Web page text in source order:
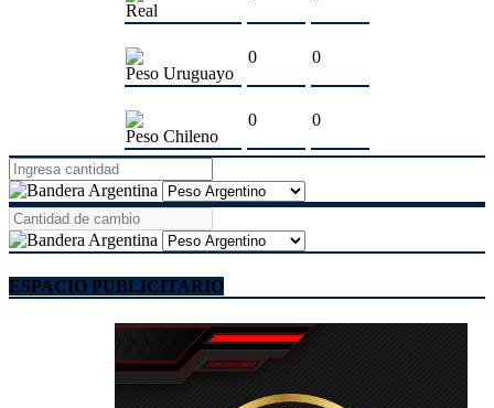
Real
Peso Uruguayo
0 0
Peso Chileno
0 0
ESPACIO PUBLICITARIO